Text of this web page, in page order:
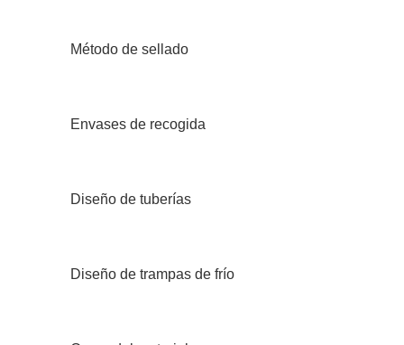
Método de sellado
Envases de recogida
Diseño de tuberías
Diseño de trampas de frío